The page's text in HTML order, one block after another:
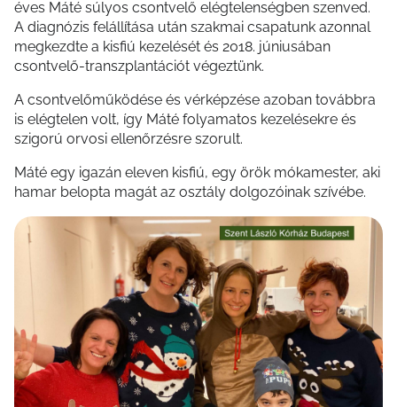
éves Máté súlyos csontvelő elégtelenségben szenved.
A diagnózis felállítása után szakmai csapatunk azonnal
megkezdte a kisfiú kezelését és 2018. júniusában
csontvelő-transzplantációt végeztünk.
A csontvelőműködése és vérképzése azoban továbbra
is elégtelen volt, így Máté folyamatos kezelésekre és
szigorú orvosi ellenőrzésre szorult.
Máté egy igazán eleven kisfiú, egy örök mókamester, aki
hamar belopta magát az osztály dolgozóinak szívébe.